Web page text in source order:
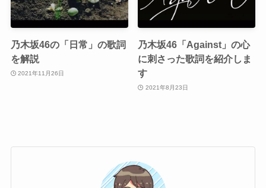
乃木坂46の「日常」の歌詞
を解説
2021年11月26日
乃木坂46「Against」の心
に刺さった歌詞を紹介しま
す
2021年8月23日